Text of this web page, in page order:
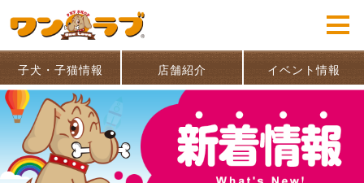
子犬・子猫情報 店舗紹介 イベント情報